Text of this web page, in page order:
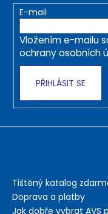
E-mail
Vložením e-mailu
ochrany osobních
PŘIHLÁSIT SE
Tištěný katalog
Doprava a platby
Jak dobře vybrat AVS